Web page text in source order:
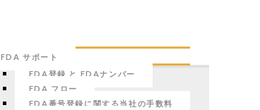
FDA サポート
FDA登録 と FDAナンバー
FDA フロー
FDA番号登録に関する当社の手数料